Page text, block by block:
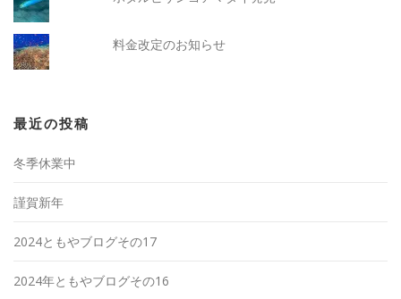
料金改定のお知らせ
最近の投稿
冬季休業中
謹賀新年
2024ともやブログその17
2024年ともやブログその16